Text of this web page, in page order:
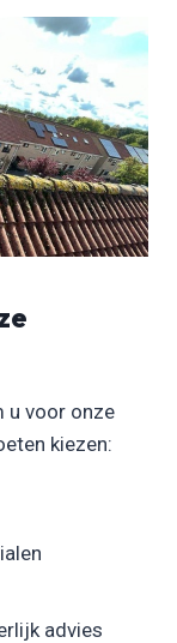
u voor onze
kiezen:
advies